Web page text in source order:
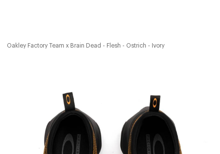
Oakley Factory Team x Brain Dead - Flesh - Ostrich - Ivory